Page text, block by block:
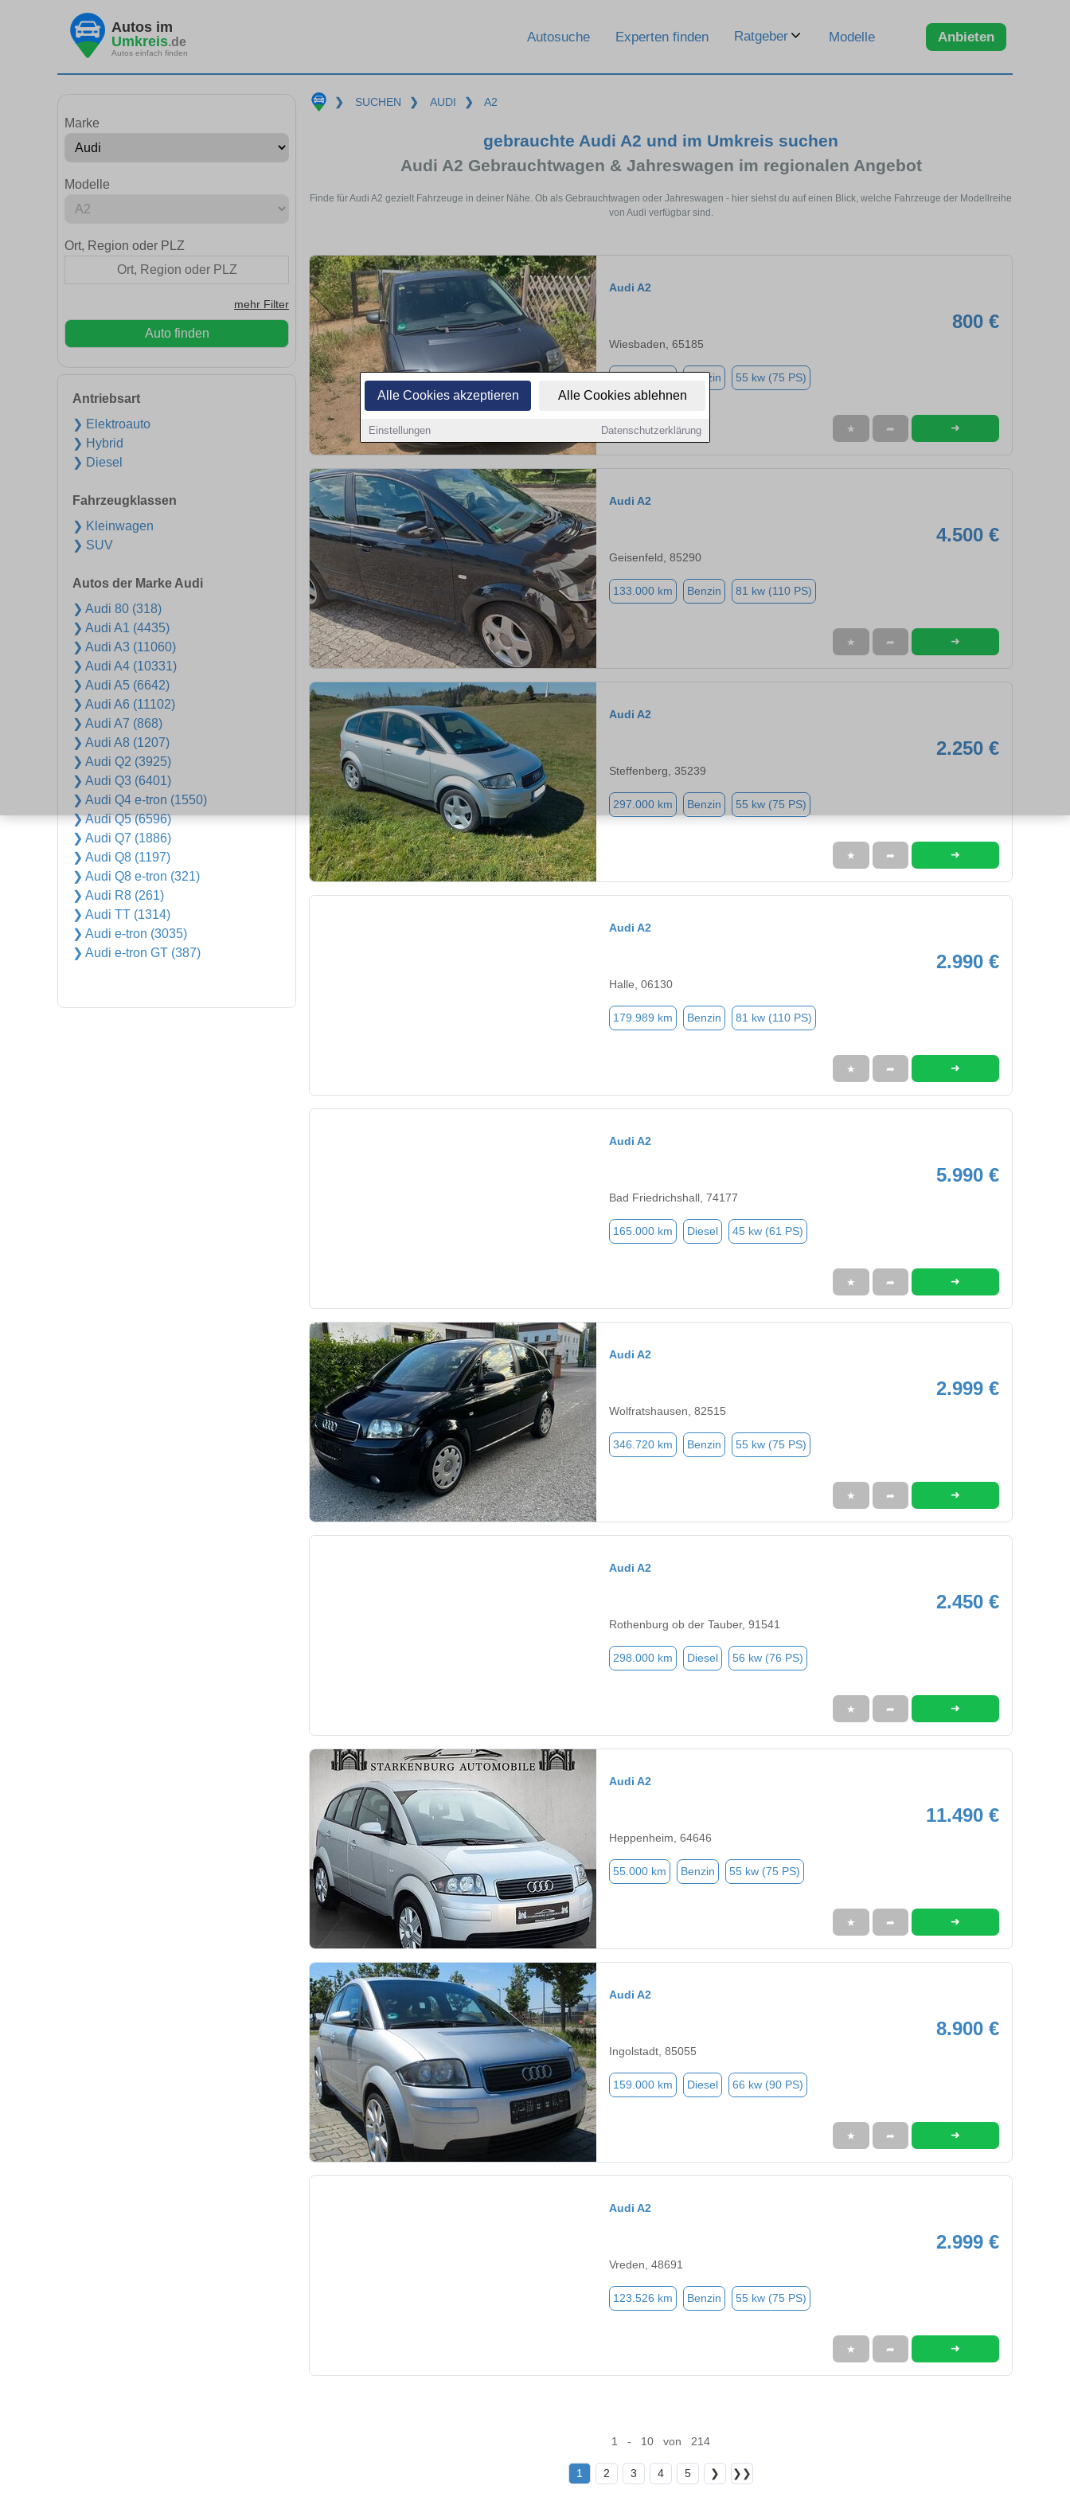
Alle Cookies akzeptieren Alle Cookies ablehnen
Einstellungen Datenschutzerklärung
Autos im
Umkreis.de
Autos einfach finden
Autosuche Experten finden Ratgeber Modelle Anbieten
Marke
Modelle
Ort, Region oder PLZ
mehr Filter
Auto finden
Antriebsart
❯ Elektroauto
❯ Hybrid
❯ Diesel
Fahrzeugklassen
❯ Kleinwagen
❯ SUV
Autos der Marke Audi
❯ Audi 80 (318)
❯ Audi A1 (4435)
❯ Audi A3 (11060)
❯ Audi A4 (10331)
❯ Audi A5 (6642)
❯ Audi A6 (11102)
❯ Audi A7 (868)
❯ Audi A8 (1207)
❯ Audi Q2 (3925)
❯ Audi Q3 (6401)
❯ Audi Q4 e-tron (1550)
❯ Audi Q5 (6596)
❯ Audi Q7 (1886)
❯ Audi Q8 (1197)
❯ Audi Q8 e-tron (321)
❯ Audi R8 (261)
❯ Audi TT (1314)
❯ Audi e-tron (3035)
❯ Audi e-tron GT (387)
❯ SUCHEN ❯ AUDI ❯ A2
gebrauchte Audi A2 und im Umkreis suchen
Audi A2 Gebrauchtwagen & Jahreswagen im regionalen Angebot
Finde für Audi A2 gezielt Fahrzeuge in deiner Nähe. Ob als Gebrauchtwagen oder Jahreswagen - hier siehst du auf einen Blick, welche Fahrzeuge der Modellreihe
von Audi verfügbar sind.
Audi A2
800 €
Wiesbaden, 65185
Benzin 55 kw (75 PS)
★ ➦ ➜
Audi A2
4.500 €
Geisenfeld, 85290
133.000 km Benzin 81 kw (110 PS)
★ ➦ ➜
Audi A2
2.250 €
Steffenberg, 35239
297.000 km Benzin 55 kw (75 PS)
★ ➦ ➜
Audi A2
2.990 €
Halle, 06130
179.989 km Benzin 81 kw (110 PS)
★ ➦ ➜
Audi A2
5.990 €
Bad Friedrichshall, 74177
165.000 km Diesel 45 kw (61 PS)
★ ➦ ➜
Audi A2
2.999 €
Wolfratshausen, 82515
346.720 km Benzin 55 kw (75 PS)
★ ➦ ➜
Audi A2
2.450 €
Rothenburg ob der Tauber, 91541
298.000 km Diesel 56 kw (76 PS)
★ ➦ ➜
Audi A2
11.490 €
Heppenheim, 64646
55.000 km Benzin 55 kw (75 PS)
★ ➦ ➜
Audi A2
8.900 €
Ingolstadt, 85055
159.000 km Diesel 66 kw (90 PS)
★ ➦ ➜
Audi A2
2.999 €
Vreden, 48691
123.526 km Benzin 55 kw (75 PS)
★ ➦ ➜
1 - 10 von 214
1 2 3 4 5 ❯ ❯❯